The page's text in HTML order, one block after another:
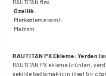
RAUTITAN flex
Özellik:
Merkezleme kamlı
Malzem
RAUTITAN PX Ekleme: Yerden
RAUTITAN PX ekleme ürünleri,
şekilde bağlamak için ideal bir